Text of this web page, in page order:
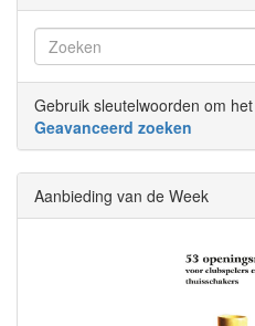
Gebruik sleutelwoorden om
Geavanceerd zoeken
Aanbieding van de Week